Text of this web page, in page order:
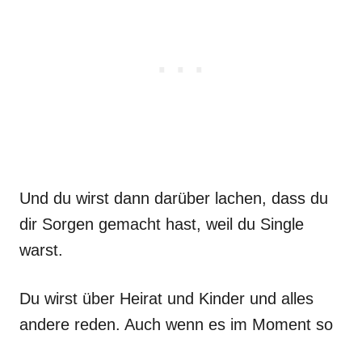
Und du wirst dann darüber lachen, dass du
dir Sorgen gemacht hast, weil du Single
warst.
Du wirst über Heirat und Kinder und alles
andere reden. Auch wenn es im Moment so